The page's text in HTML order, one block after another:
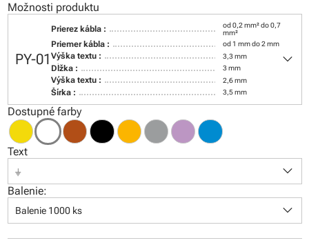
Možnosti produktu
PY-01
Prierez kábla :
od 0,2 mm² do 0,7
mm²
Priemer kábla : od 1 mm do 2 mm
Výška textu : 3,3 mm
Dĺžka : 3 mm
Výška textu : 2,6 mm
Šírka : 3,5 mm
keyboard_arrow_down
Dostupné farby
Text
⏚ keyboard_arrow_down
Balenie:
Balenie 1000 ks keyboard_arrow_down